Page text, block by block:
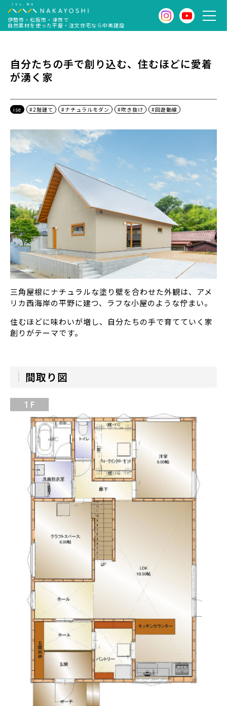
伊勢市・松阪市・津市で
自然素材を使った平屋・注文住宅なら中美建設
自分たちの手で創り込む、住むほどに愛着
が湧く家
ise #2階建て #ナチュラルモダン #吹き抜け #回遊動線
三角屋根にナチュラルな塗り壁を合わせた外観は、アメ
リカ西海岸の平野に建つ、ラフな小屋のような佇まい。
住むほどに味わいが増し、自分たちの手で育てていく家
創りがテーマです。
間取り図